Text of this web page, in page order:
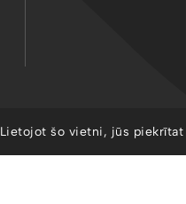
Lietojot šo vietni, jūs piekrītat